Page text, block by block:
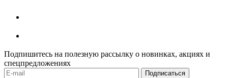
Подпишитесь на полезную рассылку о новинках, акциях и
спецпредложениях